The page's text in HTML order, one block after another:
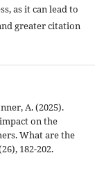
as it can lead to
greater citation
A. (2025).
on the
What are the
182-202.